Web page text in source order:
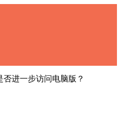
进一步访问电脑版？